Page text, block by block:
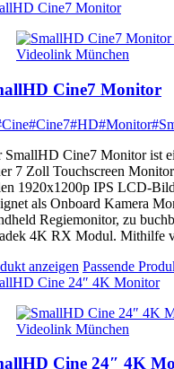
Cine7 Monitor
Cine7 Monitor
#Cine7#HD#Monitor
SmallHD Cine7 Monitor ist
7 Zoll Touchscreen
1920x1200p IPS LCD-
als Onboard Kamera
Regiemonitor, zu
4K RX Modul. Mithilfe
anzeigen Passende
Cine 24″ 4K Monitor
Cine 24″ 4K